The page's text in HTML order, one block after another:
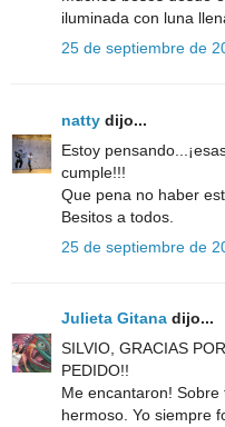
iluminada con luna
25 de septiembre de
natty dijo...
Estoy
cumple!!!
Que pena no haber
Besitos a todos.
25 de septiembre de
Julieta Gitana dijo...
SILVIO, GRACIAS
PEDIDO!!
Me encantaron!
hermoso. Yo siempre